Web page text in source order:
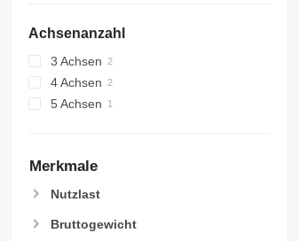
Achsenanzahl
3 Achsen
4 Achsen
5 Achsen
Merkmale
Nutzlast
Bruttogewicht